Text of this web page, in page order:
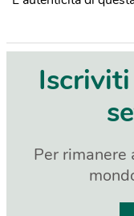
Per rimanere